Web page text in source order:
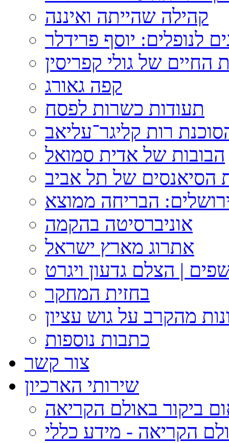
קהילה שהייתה ואיננה
לנופלים: יוסף פרידלר
החיים של גולי קפריסין
קפה גאורג
תעודות כשרות לפסח
רות קליגר־עליאב
הבובות של אדית סמואל
של תל אביב
הבריחה ממוצא
אוניברסיטה בהקמה
אתרוג מארץ ישראל
| הצלם גדעון ויגרט
בחזית המחקר
מהקרב על גוש עציון
כתבות נוספות
צור קשר
שירותי הארכיון
ביקור באולם הקריאה
הקריאה - מידע כללי